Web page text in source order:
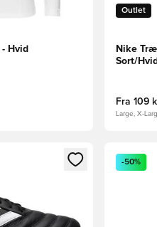
- Hvid
Outlet
Nike
Sort/
Fra 109
Large, X-
ind eller tilmelde digÅbner
-50%